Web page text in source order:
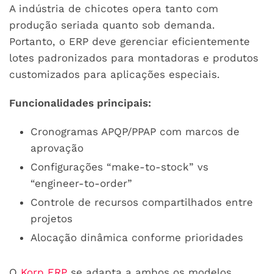
A indústria de chicotes opera tanto com
produção seriada quanto sob demanda.
Portanto, o ERP deve gerenciar eficientemente
lotes padronizados para montadoras e produtos
customizados para aplicações especiais.
Funcionalidades principais:
Cronogramas APQP/PPAP com marcos de
aprovação
Configurações “make-to-stock” vs
“engineer-to-order”
Controle de recursos compartilhados entre
projetos
Alocação dinâmica conforme prioridades